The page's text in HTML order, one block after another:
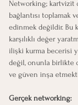
Networking; kartvizit
bağlantısı toplamak
edinmek değildir. Bu
karşılıklı değer
ilişki kurma becerisi
değil, onunla birlikte
ve güven inşa
Gerçek networking: